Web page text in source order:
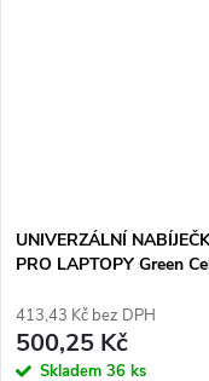
UNIVERZÁLNÍ
PRO LAPTOPY Green
USB-C
413,43 Kč bez DPH
500,25 Kč
Skladem 36 ks